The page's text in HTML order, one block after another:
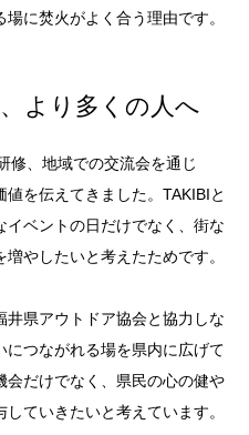
に焚火がよく合う理由です。
より多くの人へ
修、地域での交流会を通じ
を伝えてきました。TAKIBIと
ベントの日だけでなく、街な
やしたいと考えたためです。
井県アウトドア協会と協力しな
つながれる場を県内に広げて
会だけでなく、県民の心の健や
ていきたいと考えています。